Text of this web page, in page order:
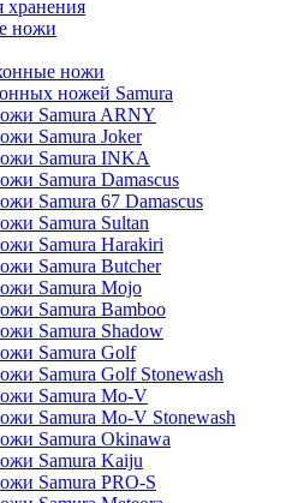
хранения
ножи
ножи
ножей Samura
Samura ARNY
Samura Joker
Samura INKA
Samura Damascus
Samura 67 Damascus
Samura Sultan
Samura Harakiri
Samura Butcher
Samura Mojo
Samura Bamboo
Samura Shadow
Samura Golf
Samura Golf Stonewash
Samura Mo-V
Samura Mo-V Stonewash
Samura Okinawa
Samura Kaiju
Samura PRO-S